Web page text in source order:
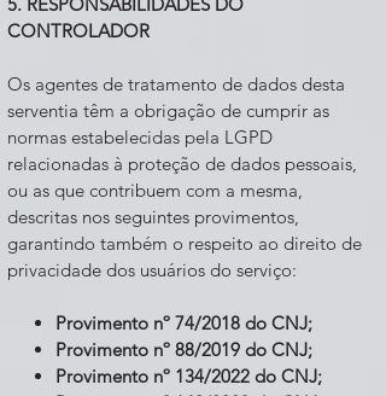
CONTROLADOR
Os agentes de tratamento de dados desta
serventia têm a obrigação de cumprir as
normas estabelecidas pela LGPD
relacionadas à proteção de dados pessoais,
ou as que contribuem com a mesma,
descritas nos seguintes provimentos,
garantindo também o respeito ao direito de
privacidade dos usuários do serviço:
Provimento nº 74/2018 do CNJ;
Provimento nº 88/2019 do CNJ;
Provimento nº 134/2022 do CNJ;